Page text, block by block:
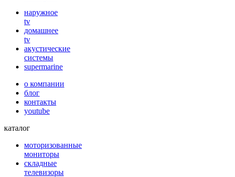
наружное
tv
домашнее
tv
акустические
системы
supermarine
о компании
блог
контакты
youtube
каталог
моторизованные
мониторы
складные
телевизоры